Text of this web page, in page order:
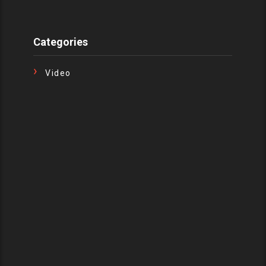
Categories
Video